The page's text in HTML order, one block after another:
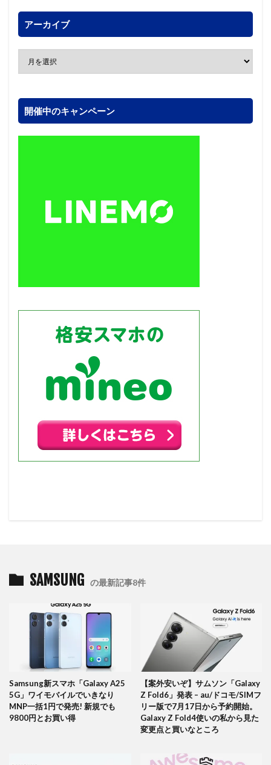
アーカイブ
開催中のキャンペーン
SAMSUNG の最新記事8件
Samsung新スマホ「Galaxy A25
5G」ワイモバイルでいきなり
MNP一括1円で発売! 新規でも
9800円とお買い得
【案外安いぞ】サムソン「Galaxy
Z Fold6」発表 – au/ドコモ/SIMフ
リー版で7月17日から予約開始。
Galaxy Z Fold4使いの私から見た
変更点と買いなところ